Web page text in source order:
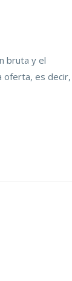
bruta y el
oferta, es decir,